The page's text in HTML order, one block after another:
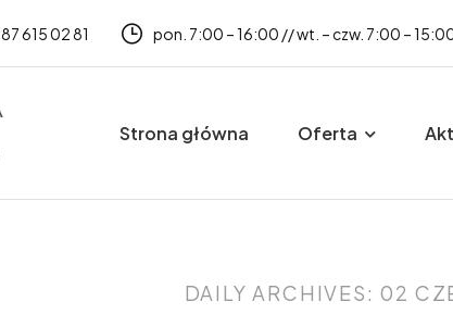
87 615 02 81 pon. 7:00 – 16:00 // wt. – czw. 7:00 –
Strona główna Oferta
DAILY ARCHIVES: 02